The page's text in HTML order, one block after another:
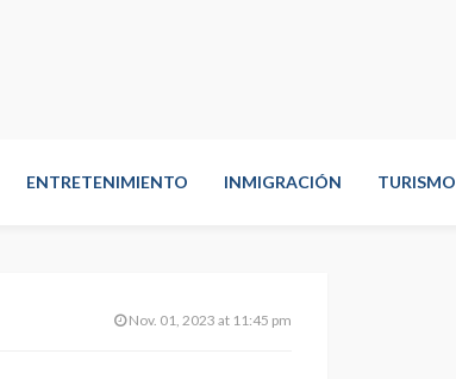
ENTRETENIMIENTO INMIGRACIÓN TURISMO
Nov. 01, 2023 at 11:45 pm